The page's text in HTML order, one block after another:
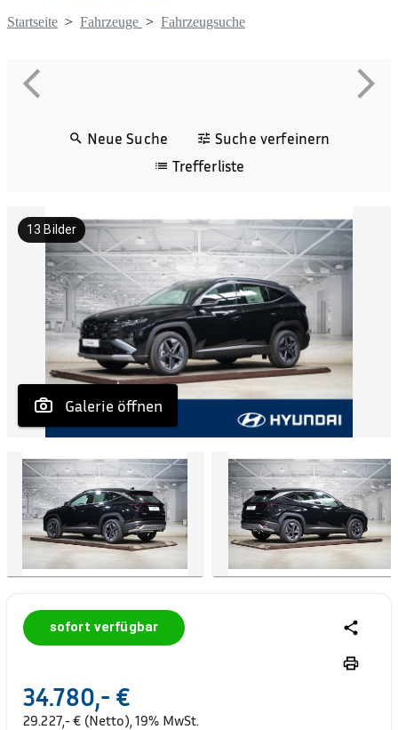
Startseite > Fahrzeuge > Fahrzeugsuche
Neue Suche
Suche verfeinern
Trefferliste
Galerie öffnen
13 Bilder
sofort verfügbar
34.780,- €
29.227,- € (Netto), 19% MwSt.